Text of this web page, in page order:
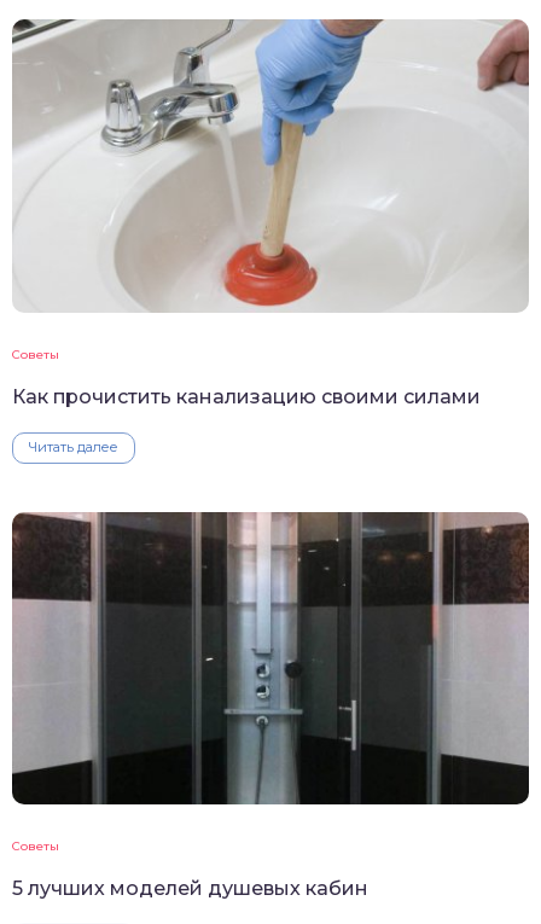
Советы
Как прочистить канализацию своими силами
Читать далее
Советы
5 лучших моделей душевых кабин